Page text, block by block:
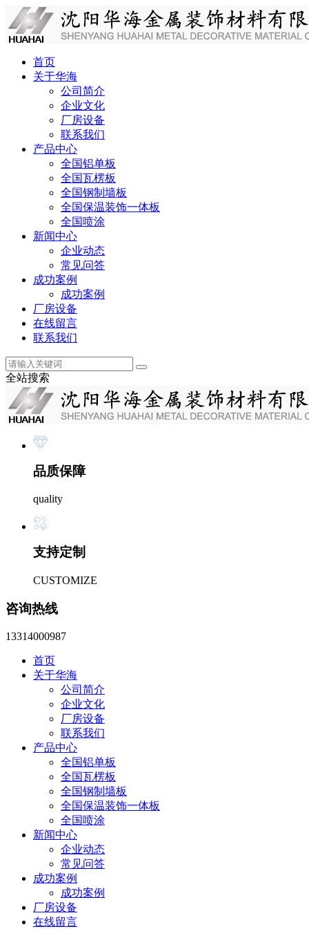
首页
关于华海
公司简介
企业文化
厂房设备
联系我们
产品中心
全国铝单板
全国瓦楞板
全国钢制墙板
全国保温装饰一体板
全国喷涂
新闻中心
企业动态
常见问答
成功案例
成功案例
厂房设备
在线留言
联系我们
全站搜索
品质保障
quality
支持定制
CUSTOMIZE
咨询热线
13314000987
首页
关于华海
公司简介
企业文化
厂房设备
联系我们
产品中心
全国铝单板
全国瓦楞板
全国钢制墙板
全国保温装饰一体板
全国喷涂
新闻中心
企业动态
常见问答
成功案例
成功案例
厂房设备
在线留言